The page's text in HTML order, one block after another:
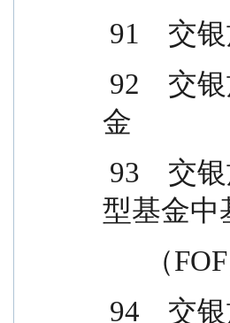
91    交
金
型基金中
（